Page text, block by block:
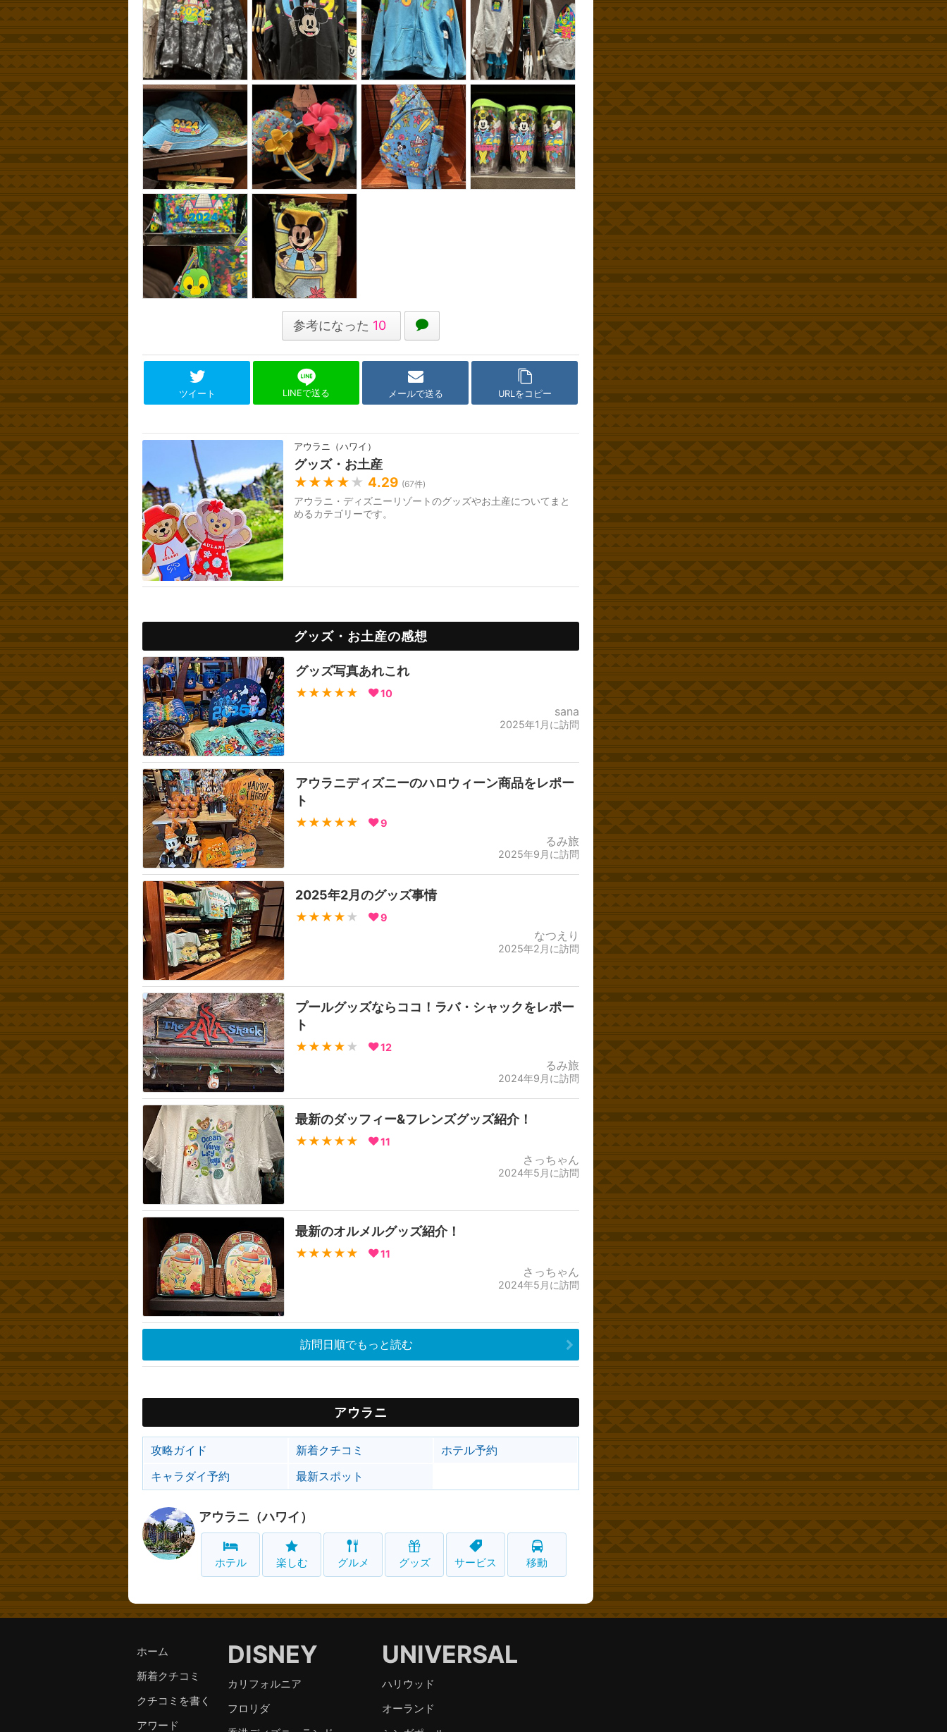
参考になった 10
ツイート LINEで送る メールで送る URLをコピー
アウラニ（ハワイ）
グッズ・お土産
★★★★ ★ 4.29 (67件)
アウラニ・ディズニーリゾートのグッズやお土産についてまと
めるカテゴリーです。
グッズ・お土産の感想
グッズ写真あれこれ
★★★★★ 10
sana
2025年1月に訪問
アウラニディズニーのハロウィーン商品をレポー
ト
★★★★★ 9
るみ旅
2025年9月に訪問
2025年2月のグッズ事情
★★★★ ★ 9
なつえり
2025年2月に訪問
プールグッズならココ！ラバ・シャックをレポー
ト
★★★★ ★ 12
るみ旅
2024年9月に訪問
最新のダッフィー&フレンズグッズ紹介！
★★★★★ 11
さっちゃん
2024年5月に訪問
最新のオルメルグッズ紹介！
★★★★★ 11
さっちゃん
2024年5月に訪問
訪問日順でもっと読む
アウラニ
攻略ガイド 新着クチコミ
ホテル予約
キャラダイ予約
最新スポット
アウラニ（ハワイ）
ホテル 楽しむ グルメ グッズ サービス 移動
ホーム
新着クチコミ
クチコミを書く
アワード
DISNEY
カリフォルニア
フロリダ
UNIVERSAL
ハリウッド
オーランド